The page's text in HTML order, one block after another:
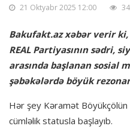
21 Oktyabr 2025 12:00
Bakufakt.az xəbər verir ki,
REAL Partiyasının sədri,
arasında başlanan sosial
şəbəkələrdə böyük
Hər şey Kəramət Böyükçölün
cümləlik statusla başlayıb.